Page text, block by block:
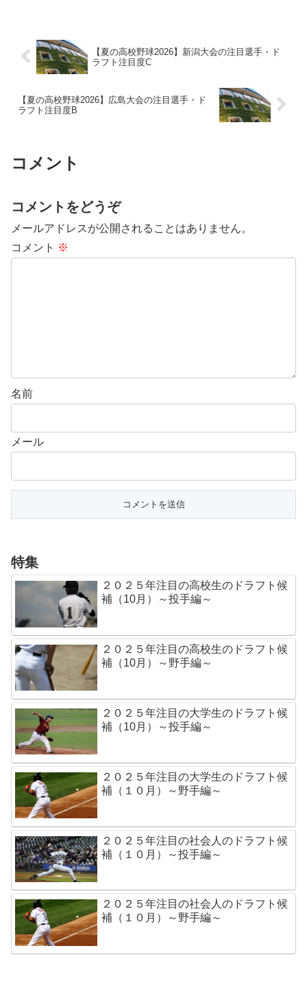
【夏の高校野球2026】新潟大会の注目選手・ド
ラフト注目度C
【夏の高校野球2026】広島大会の注目選手・ド
ラフト注目度B
コメント
コメントをどうぞ
メールアドレスが公開されることはありません。
コメント ※
名前
メール
特集
２０２５年注目の高校生のドラフト候
補（10月）～投手編～
２０２５年注目の高校生のドラフト候
補（10月）～野手編～
２０２５年注目の大学生のドラフト候
補（10月）～投手編～
２０２５年注目の大学生のドラフト候
補（１０月）～野手編～
２０２５年注目の社会人のドラフト候
補（１０月）～投手編～
２０２５年注目の社会人のドラフト候
補（１０月）～野手編～